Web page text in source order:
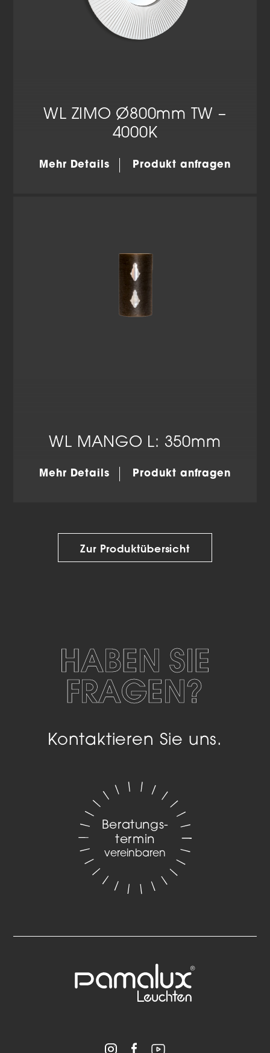
WL ZIMO Ø800mm TW –
4000K
Mehr Details Produkt anfragen
WL MANGO L: 350mm
Mehr Details Produkt anfragen
Zur Produktübersicht
HABEN SIE
FRAGEN?
Kontaktieren Sie uns.
Beratungs­
termin
vereinbaren